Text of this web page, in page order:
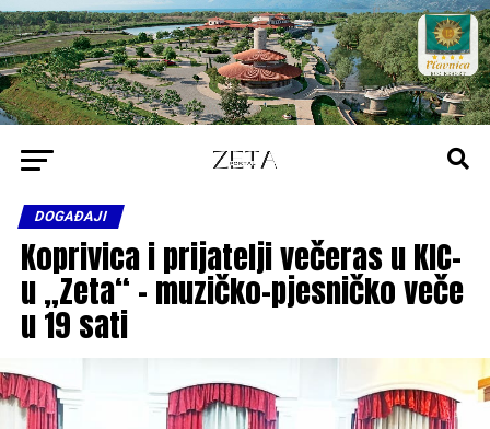
DOGAĐAJI
Koprivica i prijatelji večeras u KIC-
u „Zeta“ – muzičko-pjesničko veče
u 19 sati